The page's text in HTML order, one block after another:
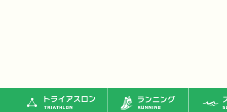
トライアスロン ランニング ス